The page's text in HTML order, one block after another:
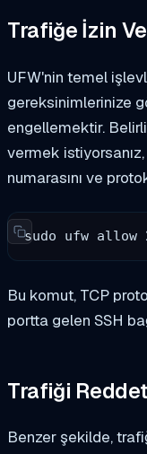
Trafiğe İzin
UFW'nin temel
gereksinimlerinize
engellemektir.
vermek
numarasını ve
sudo ufw allow
Bu komut, TCP
portta gelen SSH
Trafiği
Benzer şekilde,